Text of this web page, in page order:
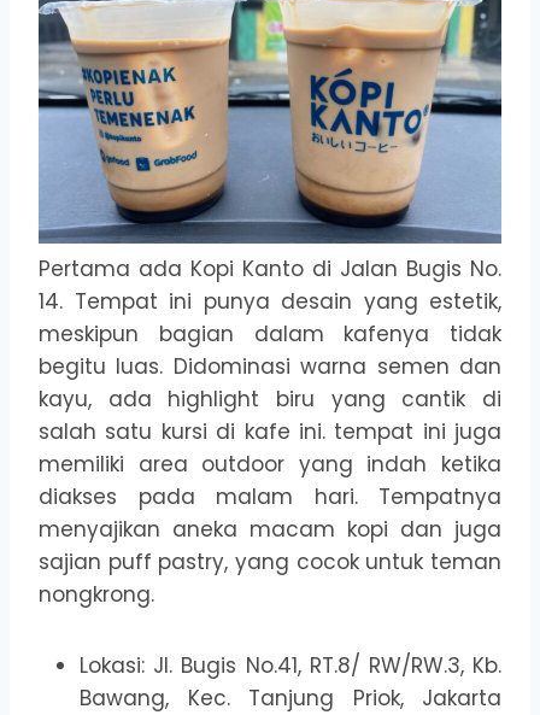
Pertama ada Kopi Kanto di Jalan Bugis No.
14. Tempat ini punya desain yang estetik,
meskipun bagian dalam kafenya tidak
begitu luas. Didominasi warna semen dan
kayu, ada highlight biru yang cantik di
salah satu kursi di kafe ini. tempat ini juga
memiliki area outdoor yang indah ketika
diakses pada malam hari. Tempatnya
menyajikan aneka macam kopi dan juga
sajian puff pastry, yang cocok untuk teman
nongkrong.
Lokasi: Jl. Bugis No.41, RT.8/ RW/RW.3, Kb.
Bawang, Kec. Tanjung Priok, Jakarta